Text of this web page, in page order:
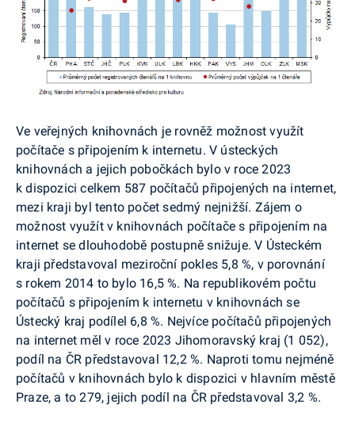
Ve veřejných knihovnách je rovněž možnost využít
počítače s připojením k internetu. V ústeckých
knihovnách a jejich pobočkách bylo v roce 2023
k dispozici celkem 587 počítačů připojených na internet,
mezi kraji byl tento počet sedmý nejnižší. Zájem o
možnost využít v knihovnách počítače s připojením na
internet se dlouhodobě postupně snižuje. V Ústeckém
kraji představoval meziroční pokles 5,8 %, v porovnání
s rokem 2014 to bylo 16,5 %. Na republikovém počtu
počítačů s připojením k internetu v knihovnách se
Ústecký kraj podílel 6,8 %. Nejvíce počítačů připojených
na internet měl v roce 2023 Jihomoravský kraj (1 052),
podíl na ČR představoval 12,2 %. Naproti tomu nejméně
počítačů v knihovnách bylo k dispozici v hlavním městě
Praze, a to 279, jejich podíl na ČR představoval 3,2 %.